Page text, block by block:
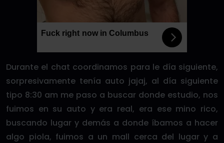
Fuck right now in Columbus
Durante el chat coordinamos para le día siguiente,
sorpresivamente tenía auto jajaj, al día siguiente
tipo 8:30 am me paso a buscar donde estudio, nos
fuimos en su auto y era real, era ese mino rico,
buscando lugar y demás a donde íbamos a hacer
algo piola, fuimos a un mall cerca del lugar y a